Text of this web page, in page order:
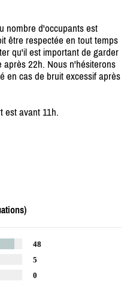
nombre d'occupants est
être respectée en tout temps
qu'il est important de garder
22h. Nous n'hésiterons
en cas de bruit excessif après
est avant 11h.
48
5
0